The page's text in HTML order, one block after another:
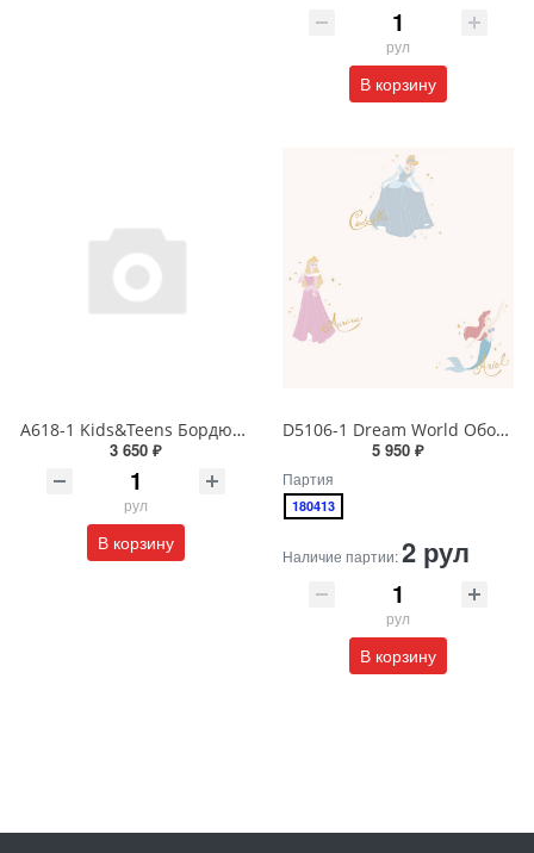
рул
В корзину
A618-1 Kids&Teens Бордюр виниловый на бумажной основе 1,06*10
3 650 ₽
рул
В корзину
D5106-1 Dream World Обои виниловые на бумажной основе 1.06*15.6
5 950 ₽
Партия
180413
Наличие партии:2 рул
рул
В корзину